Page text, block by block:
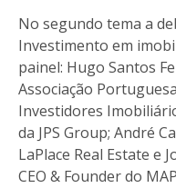
No segundo tema a
Investimento em
painel: Hugo Santos
Associação
Investidores
da JPS Group; André
LaPlace Real Estate e
CEO & Founder do